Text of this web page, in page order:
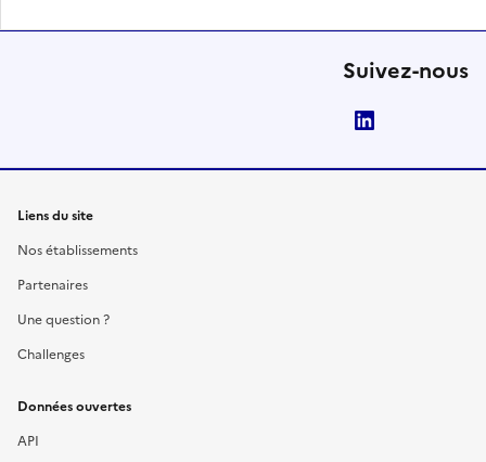
Suivez-nous
Liens du site
Nos établissements
Partenaires
Une question ?
Challenges
Données ouvertes
API